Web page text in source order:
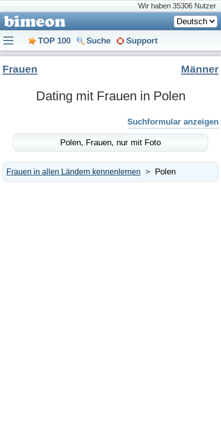
Wir haben 35306 Nutzer
Deutsch
TOP 100 Suche Support
Dating mit Frauen in Polen
Frauen Männer
Suchformular anzeigen
Polen, Frauen, nur mit Foto
Frauen in allen Ländern kennenlernen Polen